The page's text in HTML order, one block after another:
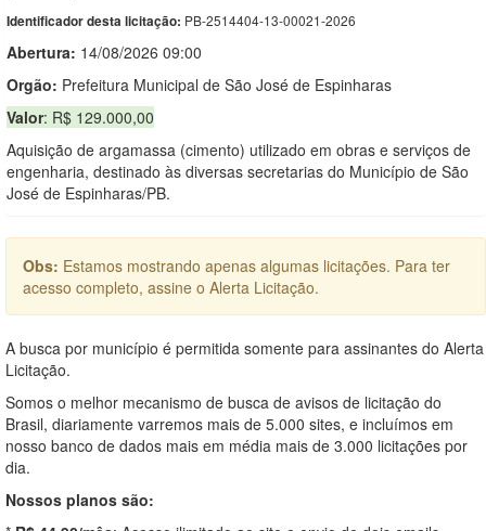
Identificador desta licitação: PB-2514404-13-00021-2026
Abertura: 14/08/2026 09:00
Orgão: Prefeitura Municipal de São José de Espinharas
Valor: R$ 129.000,00
Aquisição de argamassa (cimento) utilizado em obras e serviços de
engenharia, destinado às diversas secretarias do Município de São
José de Espinharas/PB.
Obs: Estamos mostrando apenas algumas licitações. Para ter
acesso completo, assine o Alerta Licitação.
A busca por município é permitida somente para assinantes do Alerta
Licitação.
Somos o melhor mecanismo de busca de avisos de licitação do
Brasil, diariamente varremos mais de 5.000 sites, e incluímos em
nosso banco de dados mais em média mais de 3.000 licitações por
dia.
Nossos planos são: